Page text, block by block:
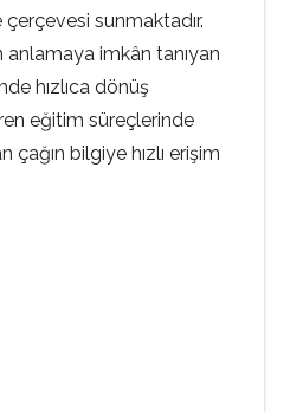
sunmaktadır.
imkân tanıyan
hızlıca dönüş
eğitim süreçlerinde
çağın bilgiye hızlı erişim